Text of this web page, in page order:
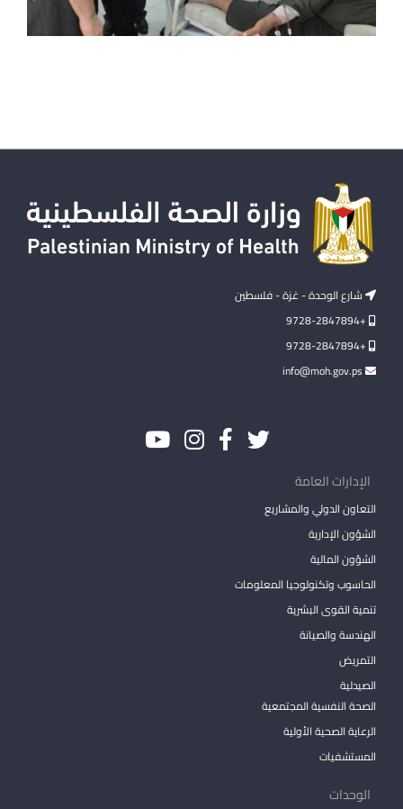
شارع الوحدة - غزة - فلسطين
+9728-2847894
+9728-2847894
الإدارات العامة
التعاون الدولي والمشاريع
الشؤون الإدارية
الشؤون المالية
الحاسوب وتكنولوجيا المعلومات
تنمية القوى البشرية
الهندسة والصيانة
التمريض
الصيدلية
الصحة النفسية المجتمعية
الرعاية الصحية الأولية
المستشفيات
الوحدات